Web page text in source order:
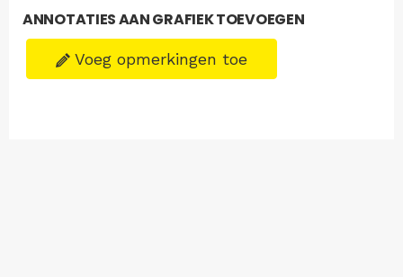
ANNOTATIES AAN GRAFIEK TOEVOEGEN
Voeg opmerkingen toe